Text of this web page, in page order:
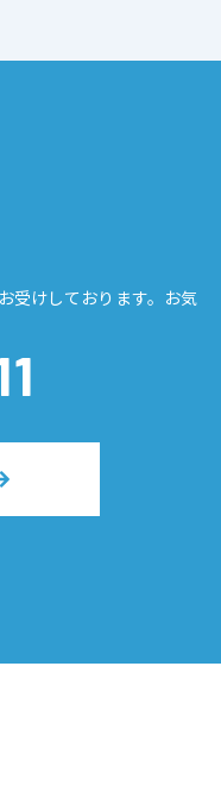
受けしております。お気